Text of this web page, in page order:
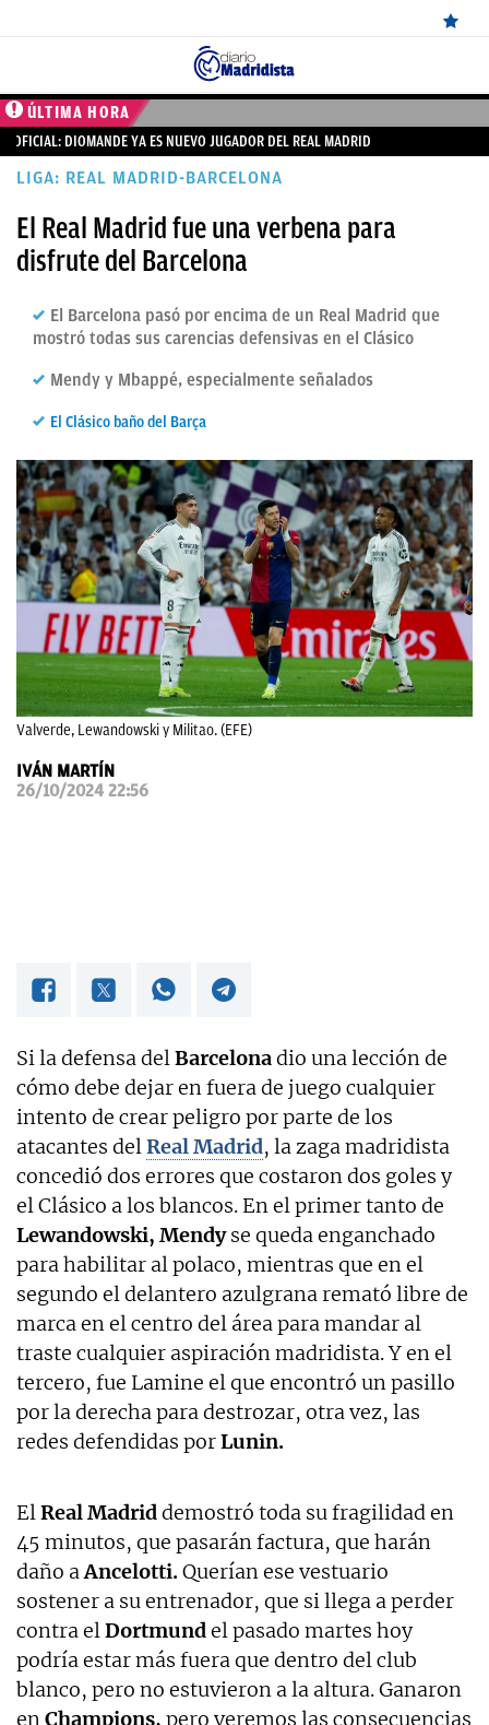
ÚLTIMAS
NOTICIAS
MADRID
BALONCESTO
CANTERA
PAPARAZZI
OKDIARIO
ÚLTIMA HORA
OFICIAL: DIOMANDE YA ES NUEVO JUGADOR DEL REAL MADRID
LIGA: REAL MADRID-BARCELONA
El Real Madrid fue una verbena para
disfrute del Barcelona
El Barcelona pasó por encima de un Real Madrid que
mostró todas sus carencias defensivas en el Clásico
Mendy y Mbappé, especialmente señalados
El Clásico baño del Barça
Valverde, Lewandowski y Militao. (EFE)
IVÁN MARTÍN
26/10/2024 22:56
Si la defensa delBarcelonadio una lección de
cómo debe dejar en fuera de juego cualquier
intento de crear peligro por parte de los
atacantes delReal Madrid, la zaga madridista
concedió dos errores que costaron dos goles y
el Clásico a los blancos. En el primer tanto de
Lewandowski, Mendyse queda enganchado
para habilitar al polaco, mientras que en el
segundo el delantero azulgrana remató libre de
marca en el centro del área para mandar al
traste cualquier aspiración madridista. Y en el
tercero, fue Lamine el que encontró un pasillo
por la derecha para destrozar, otra vez, las
redes defendidas porLunin.
ElReal Madriddemostró toda su fragilidad en
45 minutos, que pasarán factura, que harán
daño aAncelotti.Querían ese vestuario
sostener a su entrenador, que si llega a perder
contra elDortmundel pasado martes hoy
podría estar más fuera que dentro del club
blanco, pero no estuvieron a la altura. Ganaron
enChampions, pero veremos las consecuencias